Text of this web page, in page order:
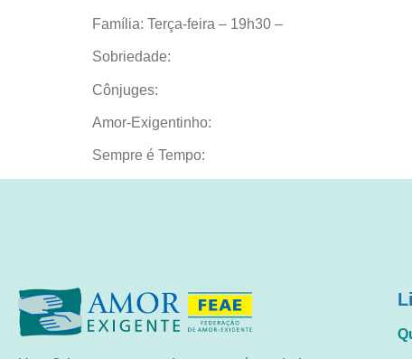
Família: Terça-feira – 19h30 –
Sobriedade:
Cônjuges:
Amor-Exigentinho:
Sempre é Tempo: